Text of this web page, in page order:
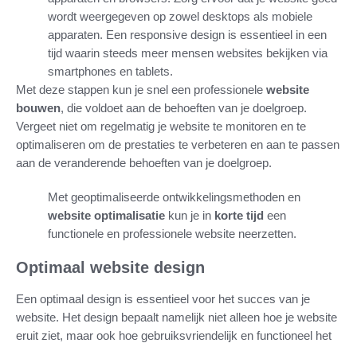
wordt weergegeven op zowel desktops als mobiele
apparaten. Een responsive design is essentieel in een
tijd waarin steeds meer mensen websites bekijken via
smartphones en tablets.
Met deze stappen kun je snel een professionele website
bouwen, die voldoet aan de behoeften van je doelgroep.
Vergeet niet om regelmatig je website te monitoren en te
optimaliseren om de prestaties te verbeteren en aan te passen
aan de veranderende behoeften van je doelgroep.
Met geoptimaliseerde ontwikkelingsmethoden en
website optimalisatie kun je in korte tijd een
functionele en professionele website neerzetten.
Optimaal website design
Een optimaal design is essentieel voor het succes van je
website. Het design bepaalt namelijk niet alleen hoe je website
eruit ziet, maar ook hoe gebruiksvriendelijk en functioneel het